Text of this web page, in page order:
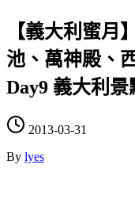
【義大利蜜月
池、萬神殿、
Day9 義大利景
2013-03-31
By lyes